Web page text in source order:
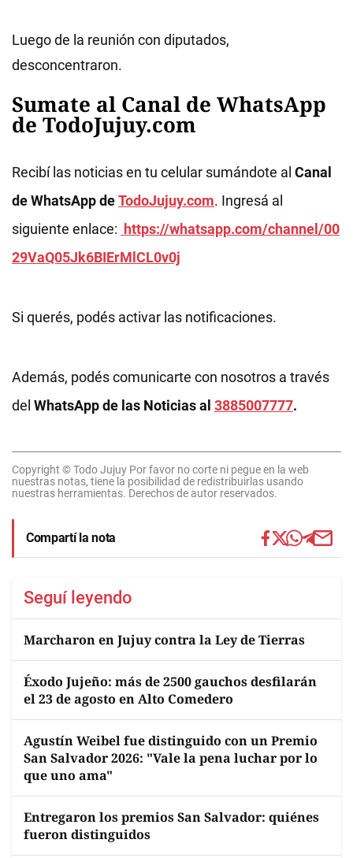
Luego de la reunión con diputados,
desconcentraron.
Sumate al Canal de WhatsApp
de TodoJujuy.com
Recibí las noticias en tu celular sumándote al Canal
de WhatsApp deTodoJujuy.com. Ingresá al
siguiente enlace: https://whatsapp.com/channel/00
29VaQ05Jk6BIErMlCL0v0j
Si querés, podés activar las notificaciones.
Además, podés comunicarte con nosotros a través
del WhatsApp de las Noticias al 3885007777.
Copyright © Todo Jujuy Por favor no corte ni pegue en la web
nuestras notas, tiene la posibilidad de redistribuirlas usando
nuestras herramientas. Derechos de autor reservados.
Compartí la nota
Seguí leyendo
Marcharon en Jujuy contra la Ley de Tierras
Éxodo Jujeño: más de 2500 gauchos desfilarán
el 23 de agosto en Alto Comedero
Agustín Weibel fue distinguido con un Premio
San Salvador 2026: "Vale la pena luchar por lo
que uno ama"
Entregaron los premios San Salvador: quiénes
fueron distinguidos